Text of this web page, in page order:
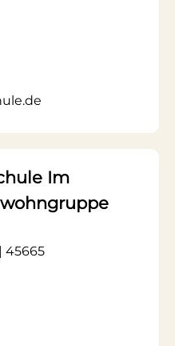
Im
45665